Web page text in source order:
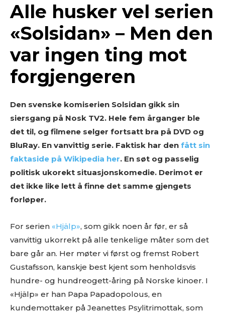
Alle husker vel serien
«Solsidan» – Men den
var ingen ting mot
forgjengeren
Den svenske komiserien Solsidan gikk sin
siersgang på Nosk TV2. Hele fem årganger ble
det til, og filmene selger fortsatt bra på DVD og
BluRay. En vanvittig serie. Faktisk har den fått sin
faktaside på Wikipedia her. En søt og passelig
politisk ukorekt situasjonskomedie. Derimot er
det ikke like lett å finne det samme gjengets
forløper.
For serien «Hjälp», som gikk noen år før, er så
vanvittig ukorrekt på alle tenkelige måter som det
bare går an. Her møter vi først og fremst Robert
Gustafsson, kanskje best kjent som henholdsvis
hundre- og hundreogett-åring på Norske kinoer. I
«Hjälp» er han Papa Papadopolous, en
kundemottaker på Jeanettes Psylitrimottak, som